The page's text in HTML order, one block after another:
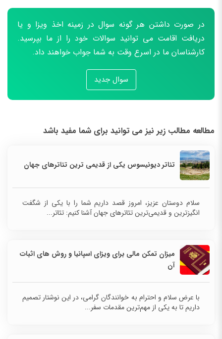
در صورت داشتن هر گونه سوال در زمینه اخذ ویزا و یا
دریافت اقامت می توانید سوالات خود را از ما بپرسید.
کارشناسان ما در اسرع وقت به شما جواب خواهند داد.
سوال جدید
مطالعه مطالب زیر نیز می توانید برای شما مفید باشد
تئاتر دیونیسوس یکی از قدیمی ترین تئاترهای جهان
سلام دوستان عزیز، امروز قصد داریم شما را با یکی از شگفت
انگیزترین و قدیمی‌ترین تئاترهای جهان آشنا کنیم: تئاتر...
میزان تمکن مالی برای ویزای اسپانیا و روش های اثبات
آن
با عرض سلام و احترام به خوانندگان گرامی، در این نوشتار تصمیم
داریم تا به یکی از مهم‌ترین مقدمات سفر...